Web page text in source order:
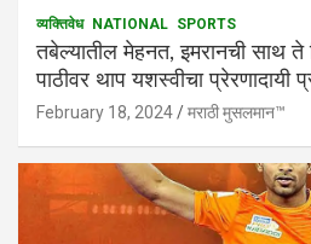
व्यक्तिवेध NATIONAL SPORTS
तबेल्यातील मेहनत, इमरानची साथ ते
पाठीवर थाप यशस्वीचा प्रेरणादायी
February 18, 2024 मराठी मुसलमान™️